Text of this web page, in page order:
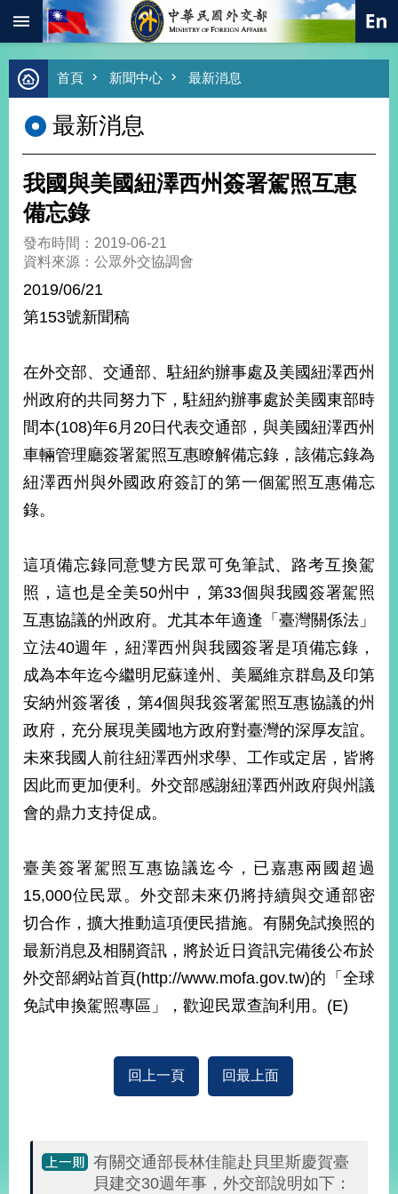
跳到主要內容區塊
進
階
尋
熱
總
合
外
價
外
交
經
濟
不
落
國
和
平
護
照
首
頁
網
站
導
覽
關
於
本
部
聞
中
心
外
交
資
訊
國
首頁 新聞中心 最新消息
最新消息
我國與美國紐澤西州簽署駕照互惠
備忘錄
發布時間：2019-06-21
資料來源：公眾外交協調會
2019/06/21
第153號新聞稿
在外交部、交通部、駐紐約辦事處及美國紐澤西州
州政府的共同努力下，駐紐約辦事處於美國東部時
間本(108)年6月20日代表交通部，與美國紐澤西州
車輛管理廳簽署駕照互惠瞭解備忘錄，該備忘錄為
紐澤西州與外國政府簽訂的第一個駕照互惠備忘
錄。
這項備忘錄同意雙方民眾可免筆試、路考互換駕
照，這也是全美50州中，第33個與我國簽署駕照
互惠協議的州政府。尤其本年適逢「臺灣關係法」
立法40週年，紐澤西州與我國簽署是項備忘錄，
成為本年迄今繼明尼蘇達州、美屬維京群島及印第
安納州簽署後，第4個與我簽署駕照互惠協議的州
政府，充分展現美國地方政府對臺灣的深厚友誼。
未來我國人前往紐澤西州求學、工作或定居，皆將
因此而更加便利。外交部感謝紐澤西州政府與州議
會的鼎力支持促成。
臺美簽署駕照互惠協議迄今，已嘉惠兩國超過
15,000位民眾。外交部未來仍將持續與交通部密
切合作，擴大推動這項便民措施。有關免試換照的
最新消息及相關資訊，將於近日資訊完備後公布於
外交部網站首頁(http://www.mofa.gov.tw)的「全球
免試申換駕照專區」，歡迎民眾查詢利用。(E)
回上一頁 回最上面
有關交通部長林佳龍赴貝里斯慶賀臺
貝建交30週年事，外交部說明如下：